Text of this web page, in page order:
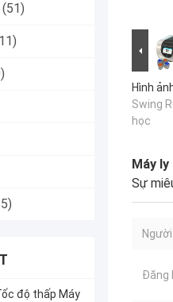
(51)
độ thấp Máy
Hình
Swing
học
Máy
Sự
Đăng